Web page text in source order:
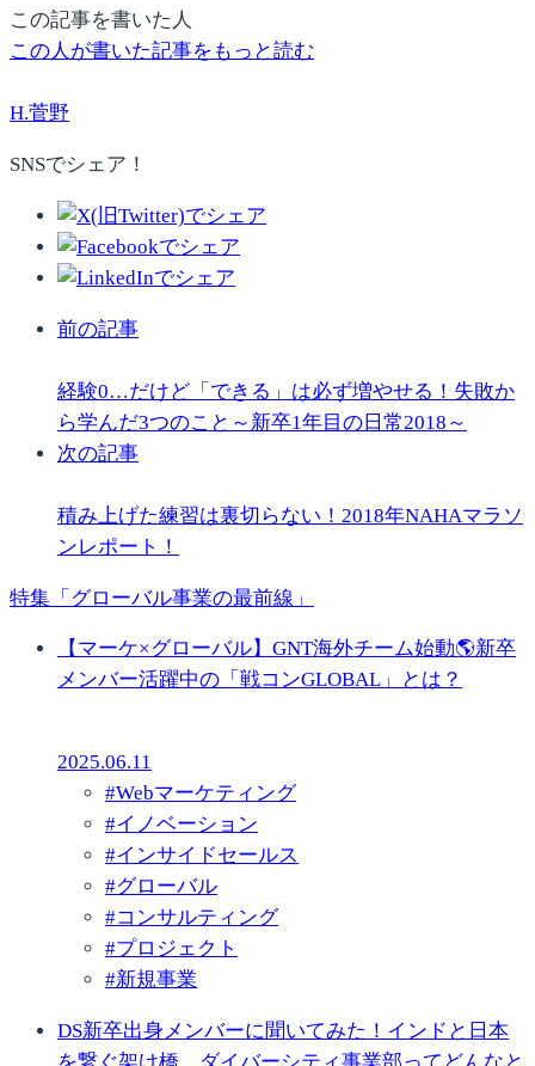
この記事を書いた人
この人が書いた記事をもっと読む
H.菅野
SNSでシェア！
前の記事
経験0…だけど「できる」は必ず増やせる！失敗か
ら学んだ3つのこと～新卒1年目の日常2018～
次の記事
積み上げた練習は裏切らない！2018年NAHAマラソ
ンレポート！
特集「グローバル事業の最前線」
【マーケ×グローバル】GNT海外チーム始動🌎新卒
メンバー活躍中の「戦コンGLOBAL」とは？
2025.06.11
#Webマーケティング
#イノベーション
#インサイドセールス
#グローバル
#コンサルティング
#プロジェクト
#新規事業
DS新卒出身メンバーに聞いてみた！インドと日本